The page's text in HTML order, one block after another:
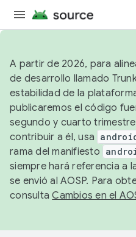
A partir de 2026, para
de desarrollo llamado
estabilidad de la
publicaremos el código
segundo y cuarto
contribuir a él, usa
rama del manifiesto
siempre hará referencia a
se envió al AOSP. Para
consultaCambios en el